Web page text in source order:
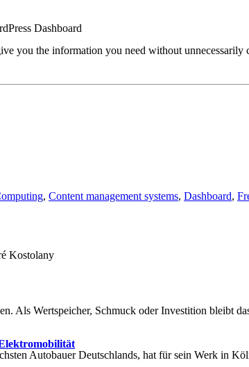
Dashboard
you the information you need without
, Content management systems, Dashboard,
Kostolany
Als Wertspeicher, Schmuck oder Investition bleibt
Autobauer Deutschlands, hat für sein Werk in